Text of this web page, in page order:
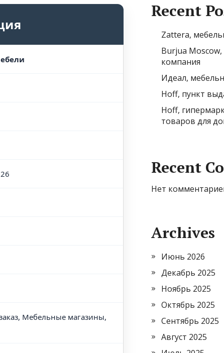
Мебельные магазины,
Recent
Zattera,
Burjua
компания
Идеал,
Hoff, пункт
Hoff,
товаров для
Recent
Нет
Archives
Июнь 2026
Декабрь 2025
Ноябрь 2025
Октябрь 2025
Сентябрь 2025
Август 2025